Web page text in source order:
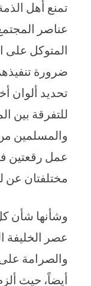
تمنع أهل
عناصر
المتوكل على
ضرورة
تحديد ألوان
للتفرقة بين
والمسلمين
عمل رقعتين
مختلفتان عن
وشأنها شأن
عصر الخليفة
والصرامة
أيضاً، حيث